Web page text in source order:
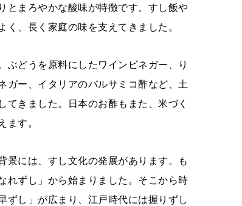
とまろやかな酸味が特徴です。すし飯や
、長く家庭の味を支えてきました。
どうを原料にしたワインビネガー、り
ガー、イタリアのバルサミコ酢など、土
きました。日本のお酢もまた、米づく
す。
景には、すし文化の発展があります。も
れずし」から始まりました。そこから時
ずし」が広まり、江戸時代には握りずし